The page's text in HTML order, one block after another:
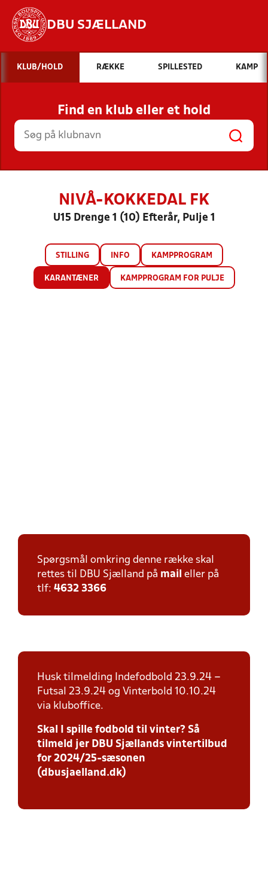
DBU SJÆLLAND
Hvad vil du søge efter?
INDHOLD OG NYHEDER
STILLINGER, RESULTATER, KLUBBER OG
HOLD
KLUB/HOLD RÆKKE SPILLESTED KAMP
Find en klub eller et hold
NIVÅ-KOKKEDAL FK
U15 Drenge 1 (10) Efterår, Pulje 1
STILLING INFO KAMPPROGRAM
KARANTÆNER KAMPPROGRAM FOR PULJE
Spørgsmål omkring denne række skal
rettes til DBU Sjælland på mail eller på
tlf: 4632 3366
Husk tilmelding Indefodbold 23.9.24 –
Futsal 23.9.24 og Vinterbold 10.10.24
via kluboffice.
Skal I spille fodbold til vinter? Så
tilmeld jer DBU Sjællands vintertilbud
for 2024/25-sæsonen
(dbusjaelland.dk)